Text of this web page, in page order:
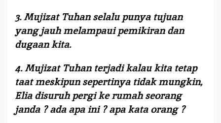
3. Mujizat Tuhan selalu punya tujuan
yang jauh melampaui pemikiran dan
dugaan kita.
4. Mujizat Tuhan terjadi kalau kita tetap
taat meskipun sepertinya tidak mungkin,
Elia disuruh pergi ke rumah seorang
janda ? ada apa ini ? apa kata orang ?